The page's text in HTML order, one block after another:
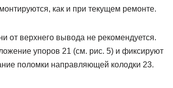
как и при текущем ремонте.
верхнего вывода не рекомендуется.
упоров 21 (см. рис. 5) и фиксируют
поломки направляющей колодки 23.